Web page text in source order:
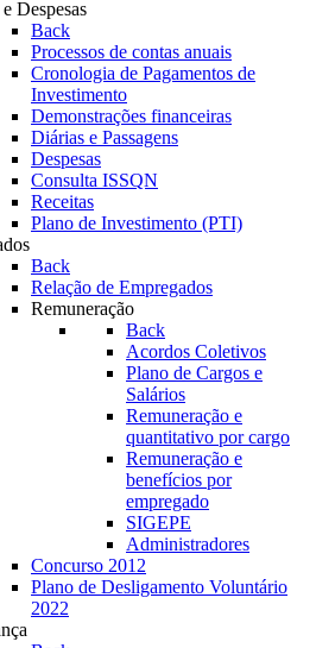
Despesas
Back
Processos de contas anuais
Cronologia de Pagamentos de
Investimento
Demonstrações financeiras
Diárias e Passagens
Despesas
Consulta ISSQN
Receitas
Plano de Investimento (PTI)
Back
Relação de Empregados
Remuneração
Back
Acordos Coletivos
Plano de Cargos e
Salários
Remuneração e
quantitativo por cargo
Remuneração e
benefícios por
empregado
SIGEPE
Administradores
Concurso 2012
Plano de Desligamento Voluntário
2022